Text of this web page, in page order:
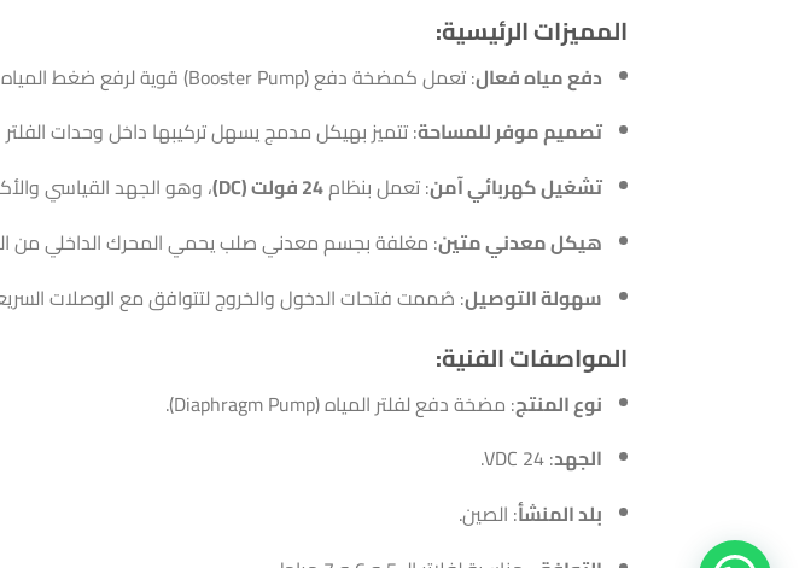
المميزات الرئيسية:
دفع مياه فعال: تعمل كمضخة دفع (Booster Pump) قوية لرفع ضغط المياه الداخلة للفلاتر، مما يسرع عملية التنقية ويقلل من هدر المياه.
تصميم موفر للمساحة: تتميز بهيكل مدمج يسهل تركيبها داخل وحدات
تشغيل كهربائي آمن: تعمل بنظام24 فولت (DC)
، وهو الجهد القياسي
هيكل معدني متين: مغلفة بجسم معدني صلب يحمي المحرك الداخلي من
سهولة التوصيل: صُممت فتحات الدخول والخروج لتتوافق مع الوصلات
المواصفات الفنية:
نوع المنتج: مضخة دفع لفلتر المياه (Diaphragm Pump).
الجهد: 24 VDC.
بلد المنشأ: الصين.